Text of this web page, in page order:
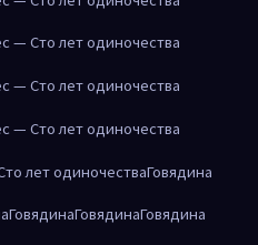
— Сто лет одиночества
— Сто лет одиночества
— Сто лет одиночества
лет одиночестваГовядина
ГовядинаГовядинаГовядина